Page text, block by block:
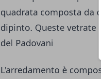
quadrata composta da
dipinto. Queste vetrate
del Padovani
L'arredamento è